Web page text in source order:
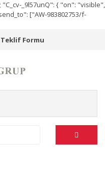
"C_cv-_9l57unQ": { "on": "visible",
["AW-983802753/f-
Formu